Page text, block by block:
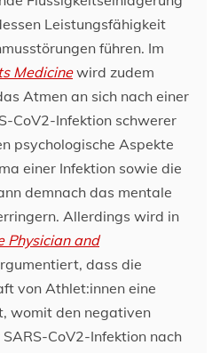
Leistungsfähigkeit
führen. Im
Medicinewird zudem
Atmen an sich nach einer
CoV2-Infektion schwerer
psychologische Aspekte
einer Infektion sowie die
demnach das mentale
Allerdings wird in
Physician and
dass die
von Athlet:innen eine
womit den negativen
CoV2-Infektion nach